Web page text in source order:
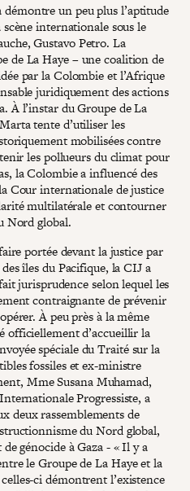
un peu plus l’aptitude
internationale sous le
Gustavo Petro. La
de La Haye – une coalition de
par la Colombie et l’Afrique
juridiquement des actions
À l’instar du Groupe de La
tente d’utiliser les
mobilisées contre
les pollueurs du climat pour
la Colombie a influencé des
Cour internationale de justice
multilatérale et contourner
Nord global.
portée devant la justice par
îles du Pacifique, la CIJ a
jurisprudence selon lequel les
contraignante de prévenir
À peu près à la même
officiellement d’accueillir la
spéciale du Traité sur la
fossiles et ex-ministre
Mme Susana Muhamad,
Progressiste, a
deux rassemblements de
du Nord global,
génocide à Gaza - « Il y a
le Groupe de La Haye et la
ci démontrent l’existence